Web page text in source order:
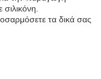
τα δικά σας